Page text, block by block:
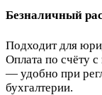
Безналичный
Подходит для
Оплата по счёту
— удобно при
бухгалтерии.